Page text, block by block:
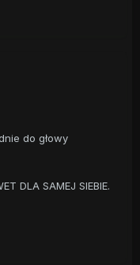
do głowy
DLA SAMEJ SIEBIE.